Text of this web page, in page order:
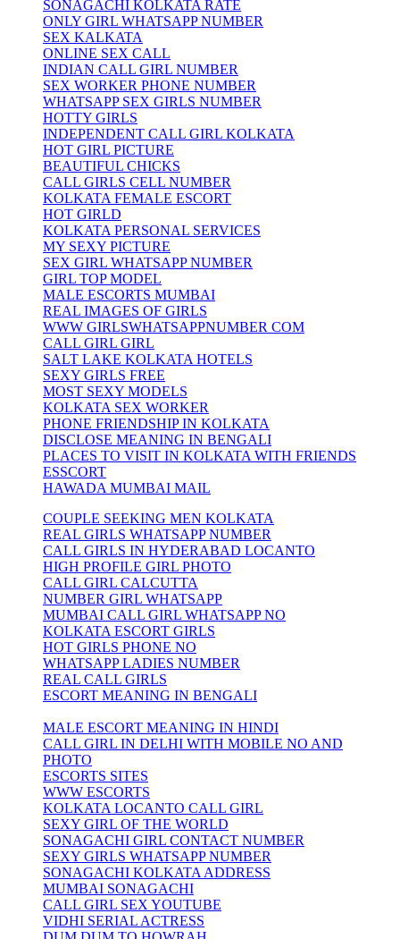
SONAGACHI KOLKATA RATE
ONLY GIRL WHATSAPP NUMBER
SEX KALKATA
ONLINE SEX CALL
INDIAN CALL GIRL NUMBER
SEX WORKER PHONE NUMBER
WHATSAPP SEX GIRLS NUMBER
HOTTY GIRLS
INDEPENDENT CALL GIRL KOLKATA
HOT GIRL PICTURE
BEAUTIFUL CHICKS
CALL GIRLS CELL NUMBER
KOLKATA FEMALE ESCORT
HOT GIRLD
KOLKATA PERSONAL SERVICES
MY SEXY PICTURE
SEX GIRL WHATSAPP NUMBER
GIRL TOP MODEL
MALE ESCORTS MUMBAI
REAL IMAGES OF GIRLS
WWW GIRLSWHATSAPPNUMBER COM
CALL GIRL GIRL
SALT LAKE KOLKATA HOTELS
SEXY GIRLS FREE
MOST SEXY MODELS
KOLKATA SEX WORKER
PHONE FRIENDSHIP IN KOLKATA
DISCLOSE MEANING IN BENGALI
PLACES TO VISIT IN KOLKATA WITH FRIENDS
ESSCORT
HAWADA MUMBAI MAIL
COUPLE SEEKING MEN KOLKATA
REAL GIRLS WHATSAPP NUMBER
CALL GIRLS IN HYDERABAD LOCANTO
HIGH PROFILE GIRL PHOTO
CALL GIRL CALCUTTA
NUMBER GIRL WHATSAPP
MUMBAI CALL GIRL WHATSAPP NO
KOLKATA ESCORT GIRLS
HOT GIRLS PHONE NO
WHATSAPP LADIES NUMBER
REAL CALL GIRLS
ESCORT MEANING IN BENGALI
MALE ESCORT MEANING IN HINDI
CALL GIRL IN DELHI WITH MOBILE NO AND
PHOTO
ESCORTS SITES
WWW ESCORTS
KOLKATA LOCANTO CALL GIRL
SEXY GIRL OF THE WORLD
SONAGACHI GIRL CONTACT NUMBER
SEXY GIRLS WHATSAPP NUMBER
SONAGACHI KOLKATA ADDRESS
MUMBAI SONAGACHI
CALL GIRL SEX YOUTUBE
VIDHI SERIAL ACTRESS